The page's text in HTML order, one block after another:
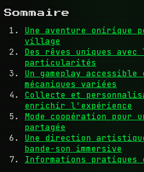
Sommaire
Une aventure onirique
village
Des rêves uniques
particularités
Un gameplay accessible
mécaniques variées
Collecte et
enrichir l'expérience
Mode coopération pour
partagée
Une direction
bande-son immersive
Informations